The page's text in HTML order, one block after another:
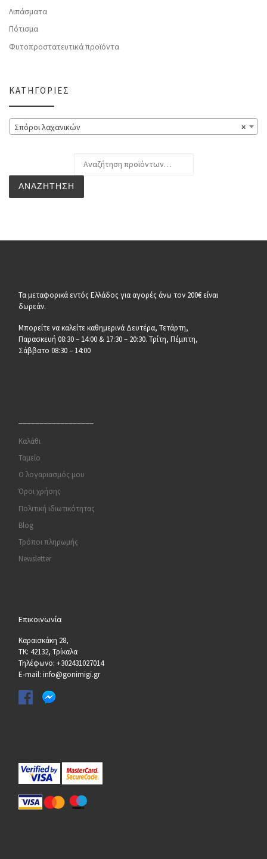
Λιπάσματα
Πότισμα
Φυτοπροστατευτικά προϊόντα
ΚΑΤΗΓΟΡΊΕΣ
×
Σπόροι λαχανικών
ΑΝΑΖΉΤΗΣΗ
Τα μεταφορικά εντός Ελλάδος για αγορές άνω τον 200€ είναι
δωρεάν.
Μπορείτε να καλείτε καθημερινά Δευτέρα, Τετάρτη,
Παρασκευή 08:30 – 14:00 & 17:30 – 20:30. Τρίτη, Πέμπτη,
Σάββατο 08:30 – 14:00
Καλάθι
Ταμείο
Ο λογαριασμός μου
Όροι χρήσης
Πολιτική ιδιωτικότητας
Blog
Τρόποι πληρωμής
Newsletter
Επικοινωνία
Καραισκάκη 28,
ΤΚ: 42132, Τρίκαλα
Τηλέφωνο: +302431027014
E-mail: info@gonimigi.gr